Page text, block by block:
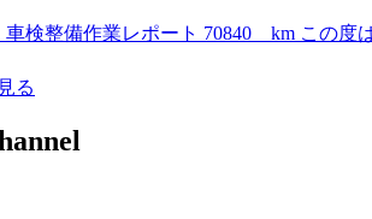
備作業レポート 70840 km この度は
る